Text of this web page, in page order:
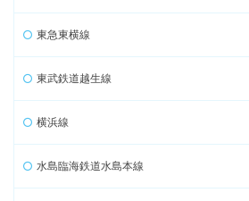
東急東横線
東武鉄道越生線
横浜線
水島臨海鉄道水島本線